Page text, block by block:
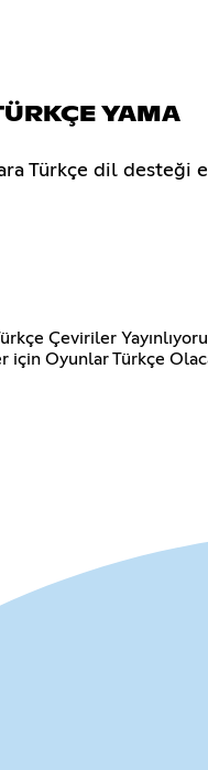
YAMA
Türkçe dil desteği
Çeviriler
için Oyunlar Türkçe